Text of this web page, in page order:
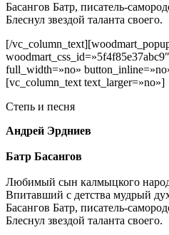
Басангов Батр, писатель-
Блеснул звездой таланта своего.
[/
full_width=»no»
[vc_column_text text_larger=»no»]
Степь и песня
Андрей Эрдниев
Батр Басангов
Любимый сын калмыцкого
Впитавший с детства мудрый
Басангов Батр, писатель-
Блеснул звездой таланта своего.